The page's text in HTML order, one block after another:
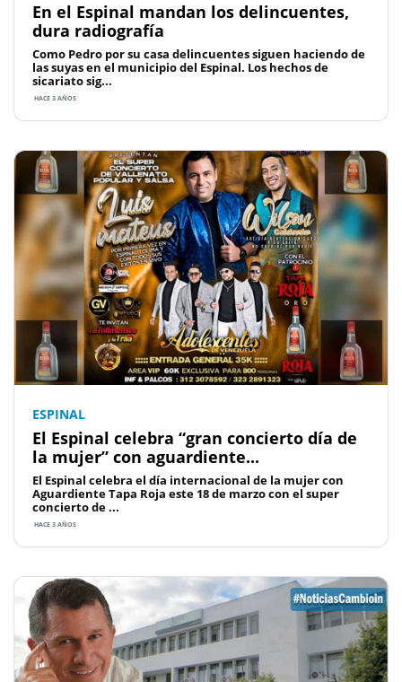
En el Espinal mandan los delincuentes,
dura radiografía
Como Pedro por su casa delincuentes siguen haciendo de
las suyas en el municipio del Espinal. Los hechos de
sicariato sig...
HACE 3 AÑOS
ESPINAL
El Espinal celebra “gran concierto día de
la mujer” con aguardiente...
El Espinal celebra el día internacional de la mujer con
Aguardiente Tapa Roja este 18 de marzo con el super
concierto de ...
HACE 3 AÑOS